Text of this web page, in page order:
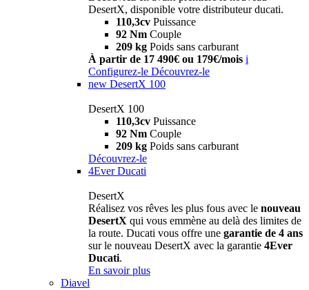
DesertX, disponible votre distributeur ducati.
110,3cv Puissance
92 Nm Couple
209 kg Poids sans carburant
À partir de 17 490€ ou 179€/mois i
Configurez-le Découvrez-le
new DesertX 100
DesertX 100
110,3cv Puissance
92 Nm Couple
209 kg Poids sans carburant
Découvrez-le
4Ever Ducati
DesertX
Réalisez vos rêves les plus fous avec le nouveau
DesertX qui vous emmène au delà des limites de
la route. Ducati vous offre une garantie de 4 ans
sur le nouveau DesertX avec la garantie 4Ever
Ducati.
En savoir plus
Diavel